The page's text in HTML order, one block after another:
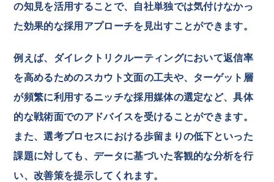
の知見を活用することで、自社単独では気付けなかっ
た効果的な採用アプローチを見出すことができます。
例えば、ダイレクトリクルーティングにおいて返信率
を高めるためのスカウト文面の工夫や、ターゲット層
が頻繁に利用するニッチな採用媒体の選定など、具体
的な戦術面でのアドバイスを受けることができます。
また、選考プロセスにおける歩留まりの低下といった
課題に対しても、データに基づいた客観的な分析を行
い、改善策を提示してくれます。